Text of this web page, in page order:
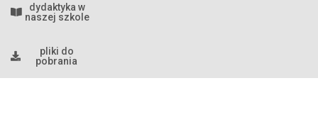
dydaktyka w
naszej szkole
pliki do
pobrania